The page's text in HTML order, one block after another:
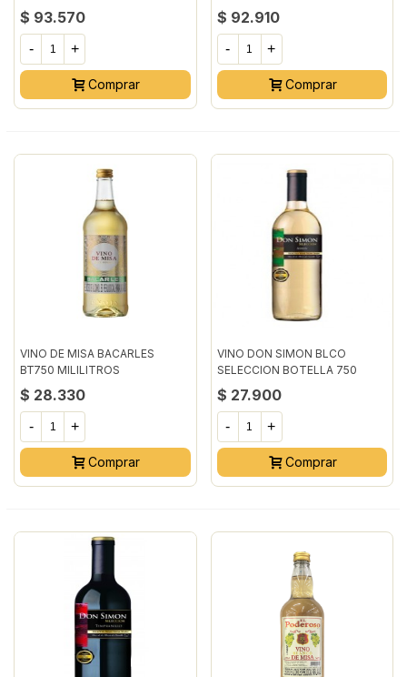
$ 93.570
- +
Comprar
MILILITRO
$ 92.910
- +
Comprar
VINO DE MISA BACARLES
BT750 MILILITROS
$ 28.330
- +
Comprar
VINO DON SIMON BLCO
SELECCION BOTELLA 750
MILILITRO
$ 27.900
- +
Comprar